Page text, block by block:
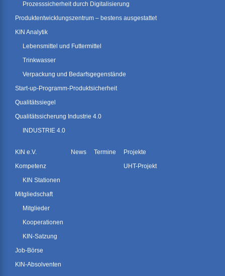
Prozesssicherheit durch Digitalisierung
Produktentwicklungszentrum – bestens ausgestattet
KIN Analytik
Lebensmittel und Futtermittel
Trinkwasser
Verpackung und Bedarfsgegenstände
Start-up-Programm-Produktsicherheit
Qualitätssiegel
Qualitätssicherung Industrie 4.0
INDUSTRIE 4.0
KIN e.V.
Kompetenz
KIN Stationen
Mitgliedschaft
Mitglieder
Kooperationen
KIN-Satzung
Job-Börse
KIN-Absolventen
News Termine
Projekte
UHT-Projekt